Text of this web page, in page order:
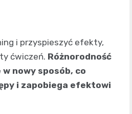
i przyspieszyć efekty,
ćwiczeń. Różnorodność
nowy sposób, co
i zapobiega efektowi